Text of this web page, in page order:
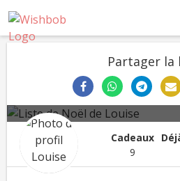
Partager la
Liste de Noël
Louise Noël
Cadeaux
9